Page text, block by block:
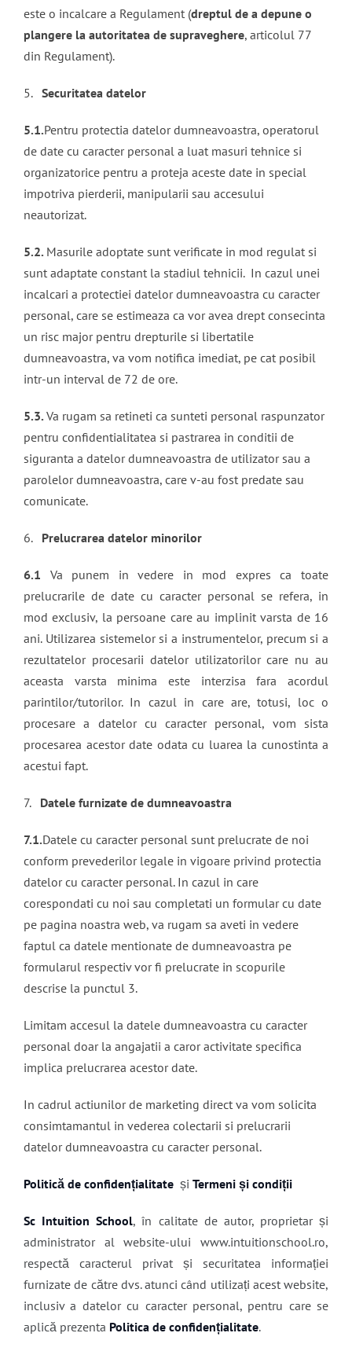
este o incalcare a Regulament (dreptul de a depune o
plangere la autoritatea de supraveghere, articolul 77
din Regulament).
5. Securitatea datelor
5.1.Pentru protectia datelor dumneavoastra, operatorul
de date cu caracter personal a luat masuri tehnice si
organizatorice pentru a proteja aceste date in special
impotriva pierderii, manipularii sau accesului
neautorizat.
5.2. Masurile adoptate sunt verificate in mod regulat si
sunt adaptate constant la stadiul tehnicii. In cazul unei
incalcari a protectiei datelor dumneavoastra cu caracter
personal, care se estimeaza ca vor avea drept consecinta
un risc major pentru drepturile si libertatile
dumneavoastra, va vom notifica imediat, pe cat posibil
intr-un interval de 72 de ore.
5.3. Va rugam sa retineti ca sunteti personal raspunzator
pentru confidentialitatea si pastrarea in conditii de
siguranta a datelor dumneavoastra de utilizator sau a
parolelor dumneavoastra, care v-au fost predate sau
comunicate.
6. Prelucrarea datelor minorilor
6.1 Va punem in vedere in mod expres ca toate
prelucrarile de date cu caracter personal se refera, in
mod exclusiv, la persoane care au implinit varsta de 16
ani. Utilizarea sistemelor si a instrumentelor, precum si a
rezultatelor procesarii datelor utilizatorilor care nu au
aceasta varsta minima este interzisa fara acordul
parintilor/tutorilor. In cazul in care are, totusi, loc o
procesare a datelor cu caracter personal, vom sista
procesarea acestor date odata cu luarea la cunostinta a
acestui fapt.
7. Datele furnizate de dumneavoastra
7.1.Datele cu caracter personal sunt prelucrate de noi
conform prevederilor legale in vigoare privind protectia
datelor cu caracter personal. In cazul in care
corespondati cu noi sau completati un formular cu date
pe pagina noastra web, va rugam sa aveti in vedere
faptul ca datele mentionate de dumneavoastra pe
formularul respectiv vor fi prelucrate in scopurile
descrise la punctul 3.
Limitam accesul la datele dumneavoastra cu caracter
personal doar la angajatii a caror activitate specifica
implica prelucrarea acestor date.
In cadrul actiunilor de marketing direct va vom solicita
consimtamantul in vederea colectarii si prelucrarii
datelor dumneavoastra cu caracter personal.
Politică de confidențialitate și Termeni și condiții
Sc Intuition School, în calitate de autor, proprietar și
administrator al website-ului www.intuitionschool.ro,
respectă caracterul privat și securitatea informației
furnizate de către dvs. atunci când utilizați acest website,
inclusiv a datelor cu caracter personal, pentru care se
aplică prezenta Politica de confidențialitate.